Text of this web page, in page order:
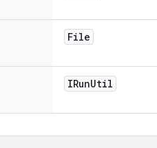
File
IRunUtil